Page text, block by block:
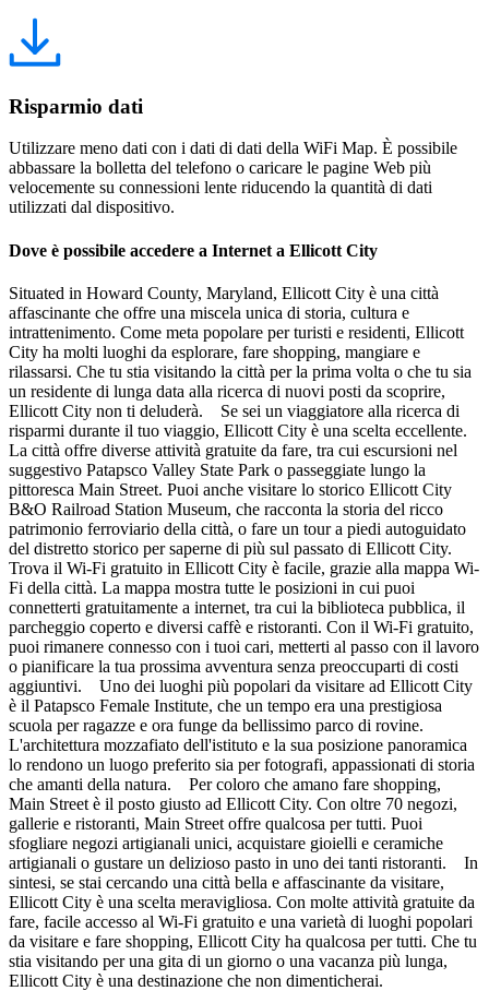
Risparmio dati
Utilizzare meno dati con i dati di dati della WiFi Map. È possibile
abbassare la bolletta del telefono o caricare le pagine Web più
velocemente su connessioni lente riducendo la quantità di dati
utilizzati dal dispositivo.
Dove è possibile accedere a Internet a Ellicott City
Situated in Howard County, Maryland, Ellicott City è una città
affascinante che offre una miscela unica di storia, cultura e
intrattenimento. Come meta popolare per turisti e residenti, Ellicott
City ha molti luoghi da esplorare, fare shopping, mangiare e
rilassarsi. Che tu stia visitando la città per la prima volta o che tu sia
un residente di lunga data alla ricerca di nuovi posti da scoprire,
Ellicott City non ti deluderà. Se sei un viaggiatore alla ricerca di
risparmi durante il tuo viaggio, Ellicott City è una scelta eccellente.
La città offre diverse attività gratuite da fare, tra cui escursioni nel
suggestivo Patapsco Valley State Park o passeggiate lungo la
pittoresca Main Street. Puoi anche visitare lo storico Ellicott City
B&O Railroad Station Museum, che racconta la storia del ricco
patrimonio ferroviario della città, o fare un tour a piedi autoguidato
del distretto storico per saperne di più sul passato di Ellicott City.
Trova il Wi-Fi gratuito in Ellicott City è facile, grazie alla mappa Wi-
Fi della città. La mappa mostra tutte le posizioni in cui puoi
connetterti gratuitamente a internet, tra cui la biblioteca pubblica, il
parcheggio coperto e diversi caffè e ristoranti. Con il Wi-Fi gratuito,
puoi rimanere connesso con i tuoi cari, metterti al passo con il lavoro
o pianificare la tua prossima avventura senza preoccuparti di costi
aggiuntivi. Uno dei luoghi più popolari da visitare ad Ellicott City
è il Patapsco Female Institute, che un tempo era una prestigiosa
scuola per ragazze e ora funge da bellissimo parco di rovine.
L'architettura mozzafiato dell'istituto e la sua posizione panoramica
lo rendono un luogo preferito sia per fotografi, appassionati di storia
che amanti della natura. Per coloro che amano fare shopping,
Main Street è il posto giusto ad Ellicott City. Con oltre 70 negozi,
gallerie e ristoranti, Main Street offre qualcosa per tutti. Puoi
sfogliare negozi artigianali unici, acquistare gioielli e ceramiche
artigianali o gustare un delizioso pasto in uno dei tanti ristoranti. In
sintesi, se stai cercando una città bella e affascinante da visitare,
Ellicott City è una scelta meravigliosa. Con molte attività gratuite da
fare, facile accesso al Wi-Fi gratuito e una varietà di luoghi popolari
da visitare e fare shopping, Ellicott City ha qualcosa per tutti. Che tu
stia visitando per una gita di un giorno o una vacanza più lunga,
Ellicott City è una destinazione che non dimenticherai.